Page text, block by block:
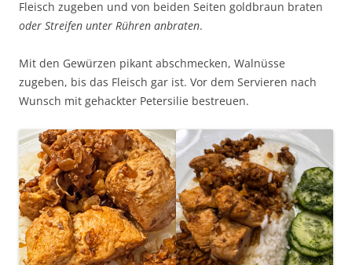
Fleisch zugeben und von beiden Seiten goldbraun braten
oder Streifen unter Rühren anbraten.
Mit den Gewürzen pikant abschmecken, Walnüsse
zugeben, bis das Fleisch gar ist. Vor dem Servieren nach
Wunsch mit gehackter Petersilie bestreuen.